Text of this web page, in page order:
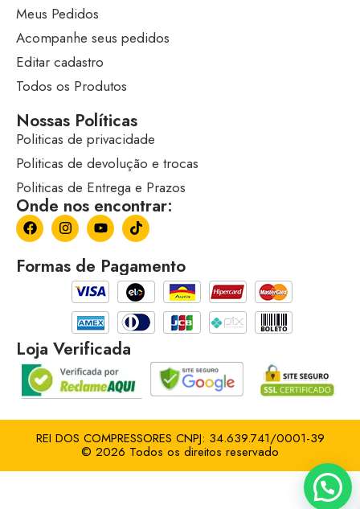
Meus Pedidos
Acompanhe seus pedidos
Editar cadastro
Todos os Produtos
Nossas Políticas
Politicas de privacidade
Politicas de devolução e trocas
Politicas de Entrega e Prazos
Onde nos encontrar:
Formas de Pagamento
Loja Verificada
REI DOS COMPRESSORES CNPJ: 34.639.741/0001-39
© 2026 Todos os direitos reservado